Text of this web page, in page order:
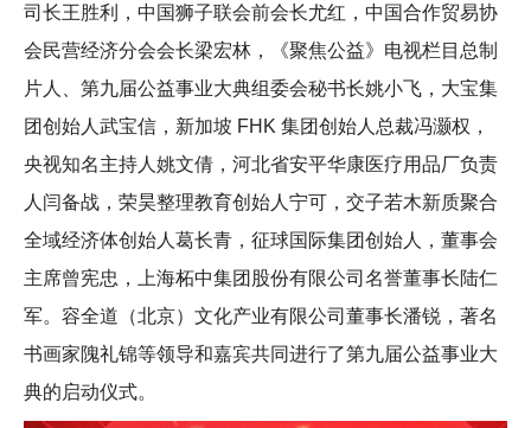
司长王胜利，中国狮子联会前会长尤红，中国合作贸易协
会民营经济分会会长梁宏林，《聚焦公益》电视栏目总制
片人、第九届公益事业大典组委会秘书长姚小飞，大宝集
团创始人武宝信，新加坡 FHK 集团创始人总裁冯灏权，
央视知名主持人姚文倩，河北省安平华康医疗用品厂负责
人闫备战，荣昊整理教育创始人宁可，交子若木新质聚合
全域经济体创始人葛长青，征球国际集团创始人，董事会
主席曾宪忠，上海柘中集团股份有限公司名誉董事长陆仁
军。容全道（北京）文化产业有限公司董事长潘锐，著名
书画家隗礼锦等领导和嘉宾共同进行了第九届公益事业大
典的启动仪式。